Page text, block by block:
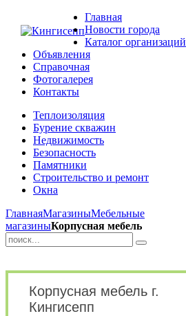
Главная
Новости города
Каталог организаций
Объявления
Справочная
Фотогалерея
Контакты
Теплоизоляция
Бурение скважин
Недвижимость
Безопасность
Памятники
Строительство и ремонт
Окна
ГлавнаяМагазиныМебельные
магазиныКорпусная мебель
Корпусная мебель г.
Кингисепп